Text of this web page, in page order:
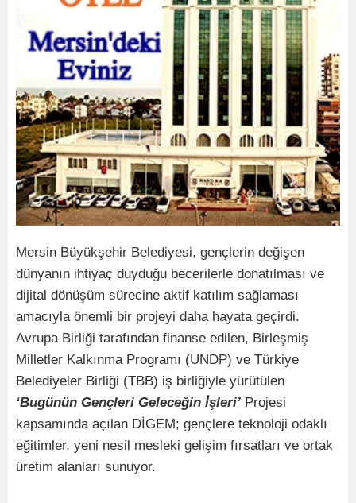
Mersin Büyükşehir Belediyesi, gençlerin değişen
dünyanın ihtiyaç duyduğu becerilerle donatılması ve
dijital dönüşüm sürecine aktif katılım sağlaması
amacıyla önemli bir projeyi daha hayata geçirdi.
Avrupa Birliği tarafından finanse edilen, Birleşmiş
Milletler Kalkınma Programı (UNDP) ve Türkiye
Belediyeler Birliği (TBB) iş birliğiyle yürütülen
‘Bugünün Gençleri Geleceğin İşleri’ Projesi
kapsamında açılan DİGEM; gençlere teknoloji odaklı
eğitimler, yeni nesil mesleki gelişim fırsatları ve ortak
üretim alanları sunuyor.